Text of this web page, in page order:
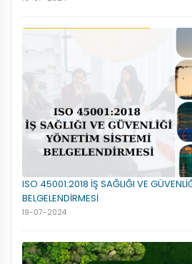
ISO 45001:2018 İŞ SAĞLIĞI VE
BELGELENDİRMESİ
19-07-2024